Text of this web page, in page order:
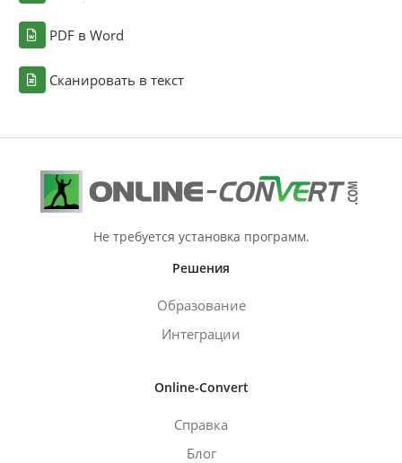
PDF в Word
Сканировать в текст
Не требуется установка программ.
Решения
Образование
Интеграции
Online-Convert
Справка
Блог